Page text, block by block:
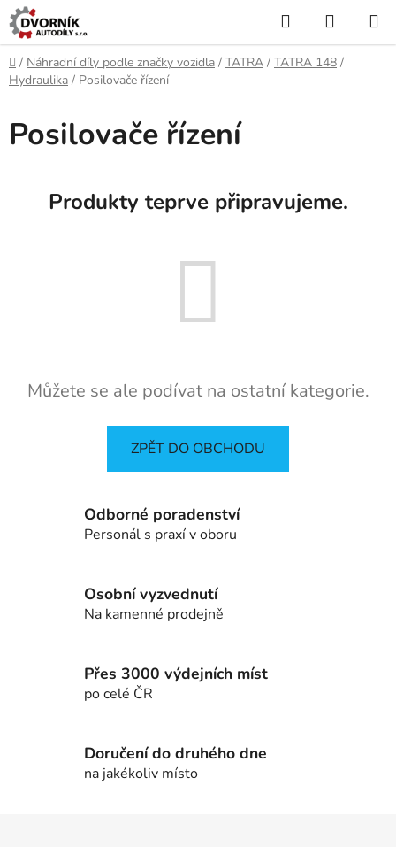
Přejít
na
obsah
Hledat
KOŠÍK
Domů
/ Náhradní díly podle značky vozidla / TATRA / TATRA 148 /
Hydraulika / Posilovače řízení
Posilovače řízení
Produkty teprve připravujeme.
Můžete se ale podívat na ostatní kategorie.
ZPĚT DO OBCHODU
Odborné poradenství
Personál s praxí v oboru
Osobní vyzvednutí
Na kamenné prodejně
Přes 3000 výdejních míst
po celé ČR
Doručení do druhého dne
na jakékoliv místo